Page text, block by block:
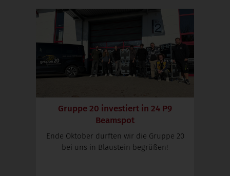
Gruppe 20 investiert in 24 P9
Beamspot
Ende Oktober durften wir die Gruppe 20
bei uns in Blaustein begrüßen!